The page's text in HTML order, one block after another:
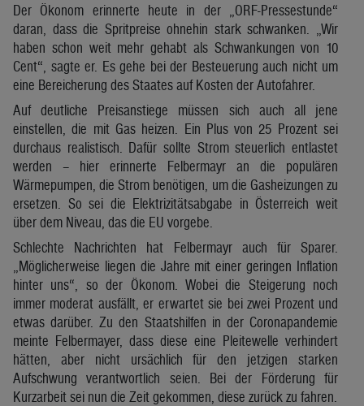
Der Ökonom erinnerte heute in der „ORF-Pressestunde“
daran, dass die Spritpreise ohnehin stark schwanken. „Wir
haben schon weit mehr gehabt als Schwankungen von 10
Cent“, sagte er. Es gehe bei der Besteuerung auch nicht um
eine Bereicherung des Staates auf Kosten der Autofahrer.
Auf deutliche Preisanstiege müssen sich auch all jene
einstellen, die mit Gas heizen. Ein Plus von 25 Prozent sei
durchaus realistisch. Dafür sollte Strom steuerlich entlastet
werden – hier erinnerte Felbermayr an die populären
Wärmepumpen, die Strom benötigen, um die Gasheizungen zu
ersetzen. So sei die Elektrizitätsabgabe in Österreich weit
über dem Niveau, das die EU vorgebe.
Schlechte Nachrichten hat Felbermayr auch für Sparer.
„Möglicherweise liegen die Jahre mit einer geringen Inflation
hinter uns“, so der Ökonom. Wobei die Steigerung noch
immer moderat ausfällt, er erwartet sie bei zwei Prozent und
etwas darüber. Zu den Staatshilfen in der Coronapandemie
meinte Felbermayer, dass diese eine Pleitewelle verhindert
hätten, aber nicht ursächlich für den jetzigen starken
Aufschwung verantwortlich seien. Bei der Förderung für
Kurzarbeit sei nun die Zeit gekommen, diese zurück zu fahren.